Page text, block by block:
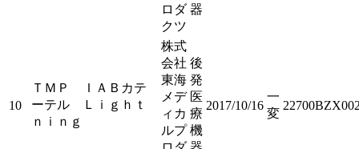
ロダ
クツ
器
10
ＴＭＰ ＩＡＢカテ
ーテル Ｌｉｇｈｔ
ｎｉｎｇ
株式
会社
東海
メデ
ィカ
ルプ
後
発
医
療
機
2017/10/16
一
変